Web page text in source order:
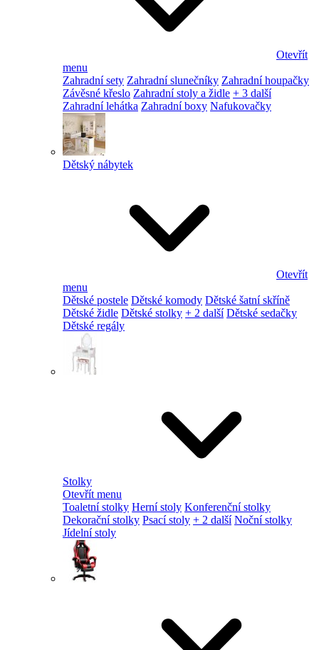
Otevřít
menu
Zahradní sety Zahradní slunečníky Zahradní houpačky
Závěsné křeslo Zahradní stoly a židle + 3 další
Zahradní lehátka Zahradní boxy Nafukovačky
Dětský nábytek
Otevřít
menu
Dětské postele Dětské komody Dětské šatní skříně
Dětské židle Dětské stolky + 2 další Dětské sedačky
Dětské regály
Stolky
Otevřít menu
Toaletní stolky Herní stoly Konferenční stolky
Dekorační stolky Psací stoly + 2 další Noční stolky
Jídelní stoly